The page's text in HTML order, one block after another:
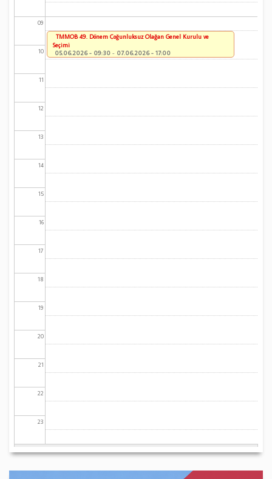
09
10
11
12
13
14
15
16
17
18
19
20
21
22
23
TMMOB 49. Dönem Çoğunluksuz Olağan Genel Kurulu ve
Seçimi
05.06.2026 - 09:30 - 07.06.2026 - 17:00